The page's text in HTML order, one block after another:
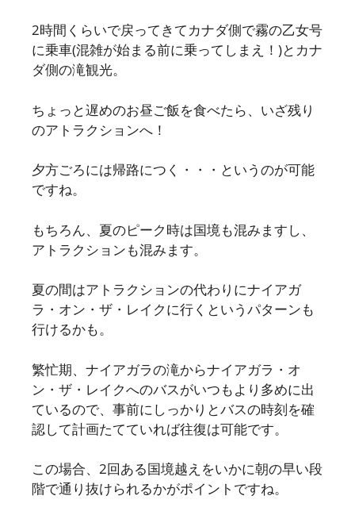
2時間くらいで戻ってきてカナダ側で霧の乙女号
に乗車(混雑が始まる前に乗ってしまえ！)とカナ
ダ側の滝観光。
ちょっと遅めのお昼ご飯を食べたら、いざ残り
のアトラクションへ！
夕方ごろには帰路につく・・・というのが可能
ですね。
もちろん、夏のピーク時は国境も混みますし、
アトラクションも混みます。
夏の間はアトラクションの代わりにナイアガ
ラ・オン・ザ・レイクに行くというパターンも
行けるかも。
繁忙期、ナイアガラの滝からナイアガラ・オ
ン・ザ・レイクへのバスがいつもより多めに出
ているので、事前にしっかりとバスの時刻を確
認して計画たてていれば往復は可能です。
この場合、2回ある国境越えをいかに朝の早い段
階で通り抜けられるかがポイントですね。